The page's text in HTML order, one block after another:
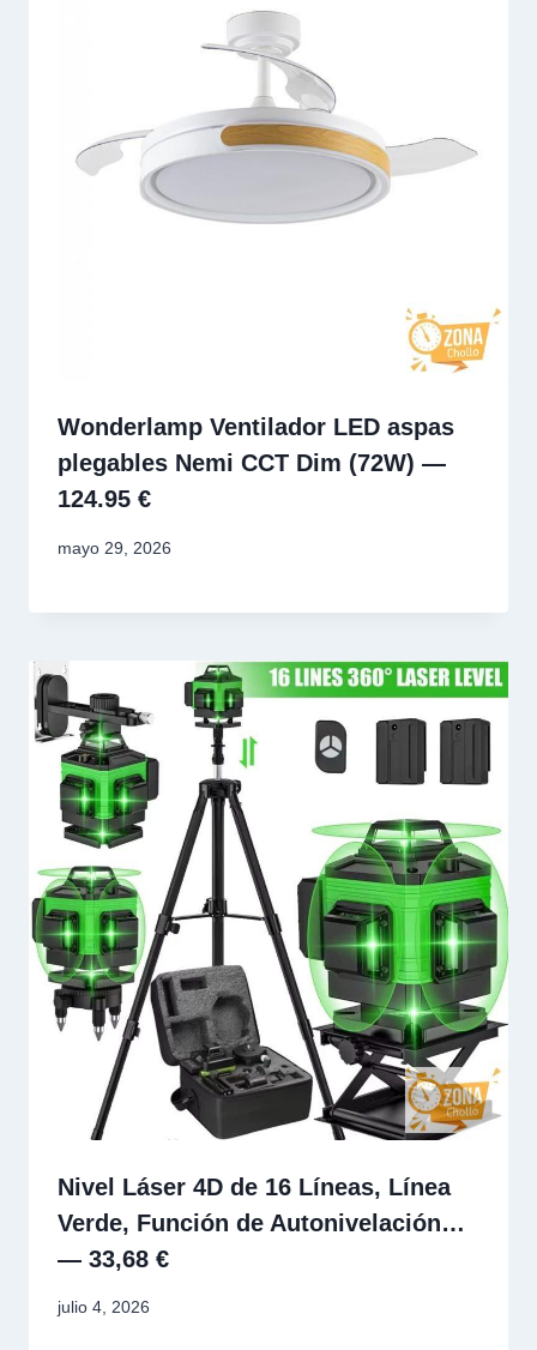
Wonderlamp Ventilador LED aspas
plegables Nemi CCT Dim (72W) —
124.95 €
mayo 29, 2026
Nivel Láser 4D de 16 Líneas, Línea
Verde, Función de Autonivelación…
— 33,68 €
julio 4, 2026